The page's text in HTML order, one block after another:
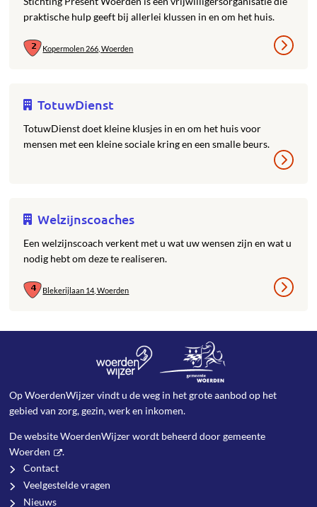
praktische hulp geeft bij allerlei klussen in en om het huis.
Kopermolen 266, Woerden
TotuwDienst
TotuwDienst doet kleine klusjes in en om het huis voor
mensen met een kleine sociale kring en een smalle beurs.
Welzijnscoaches
Een welzijnscoach verkent met u wat uw wensen zijn en wat u
nodig hebt om deze te realiseren.
Blekerijlaan 14, Woerden
Op WoerdenWijzer vindt u de weg in het grote aanbod op het
gebied van zorg, gezin, werk en inkomen.
De website WoerdenWijzer wordt beheerd doorgemeente
Woerden
.
Contact
Veelgestelde vragen
Nieuws